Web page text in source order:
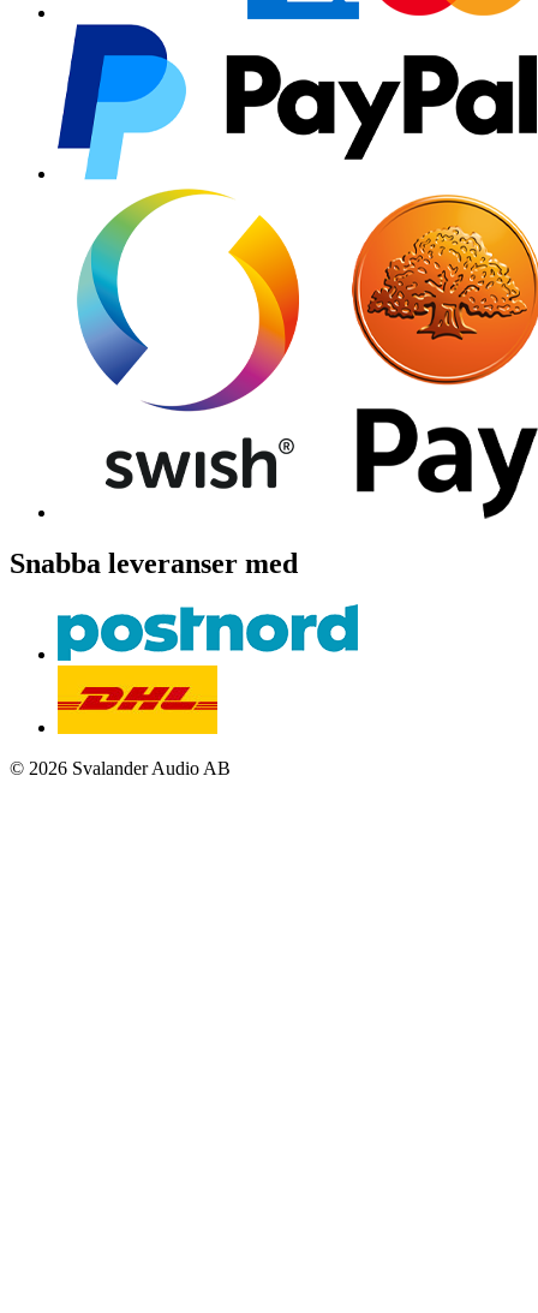
Snabba leveranser med
© 2026 Svalander Audio AB